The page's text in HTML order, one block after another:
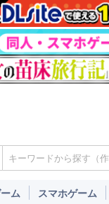
ム スマホゲーム